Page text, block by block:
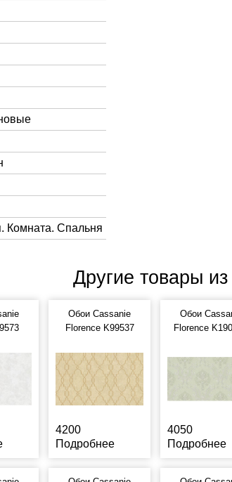
Комната. Спальня
Другие товары
Обои Cassanie
Florence K99537
4200
Подробнее
Обои
Florence
4050
Подробнее